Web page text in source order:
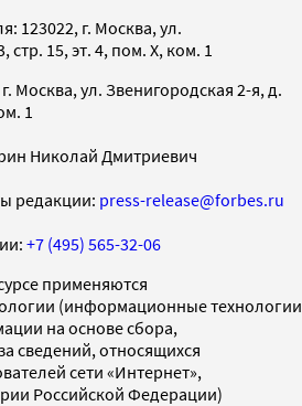
123022, г. Москва, ул.
стр. 15, эт. 4, пом. X, ком. 1
Москва, ул. Звенигородская 2-я, д.
1
Николай Дмитриевич
редакции: press-release@forbes.ru
+7 (495) 565-32-06
применяются
(информационные технологии
на основе сбора,
сведений, относящихся
сети «Интернет»,
Российской Федерации)